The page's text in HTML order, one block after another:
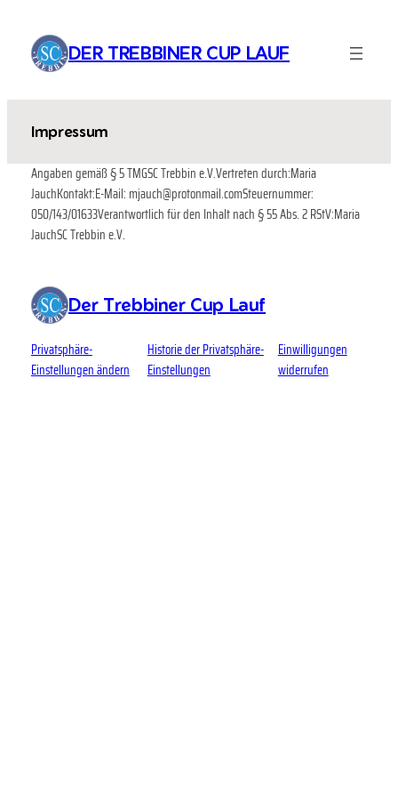
springen
DER TREBBINER CUP LAUF
Impressum
Angaben gemäß § 5 TMGSC Trebbin e.V.Vertreten durch:Maria
JauchKontakt:E-Mail: mjauch@protonmail.comSteuernummer:
050/143/01633Verantwortlich für den Inhalt nach § 55 Abs. 2 RStV:Maria
JauchSC Trebbin e.V.
Der Trebbiner Cup Lauf
Privatsphäre-
Einstellungen ändern
Historie der Privatsphäre-
Einstellungen
Einwilligungen
widerrufen